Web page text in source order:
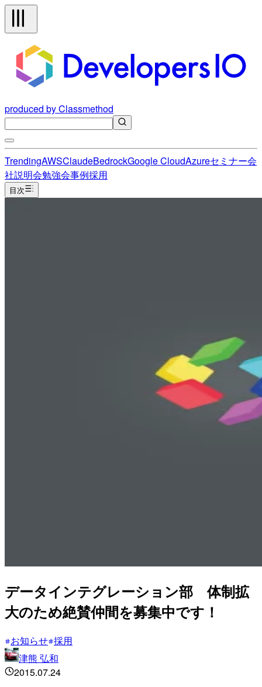
produced by Classmethod
TrendingAWSClaudeBedrockGoogle CloudAzureセミナー会
社説明会勉強会事例採用
目次
データインテグレーション部 体制拡
大のため絶賛仲間を募集中です！
お知らせ 採用
津熊 弘和
2015.07.24